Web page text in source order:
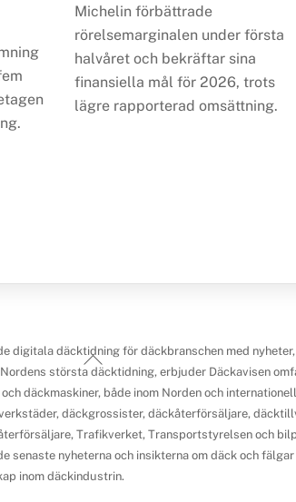
Michelin förbättrade
rörelsemarginalen under första
halvåret och bekräftar sina
finansiella mål för 2026, trots
lägre rapporterad omsättning.
Back
To
Top
digitala däcktidning för däckbranschen med
största däcktidning, erbjuder Däckavisen
däckmaskiner, både inom Norden och
däckgrossister, däckåterförsäljare,
Trafikverket, Transportstyrelsen och
senaste nyheterna och insikterna om däck och
inom däckindustrin.